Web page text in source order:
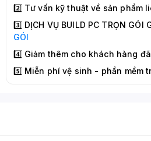
2️⃣ Tư vấn kỹ thuật về sản phẩm
3️⃣ DỊCH VỤ BUILD PC TRỌN GÓI
GÓI
4️⃣ Giảm thêm cho khách hàng
5️⃣ Miễn phí vệ sinh - phần mềm